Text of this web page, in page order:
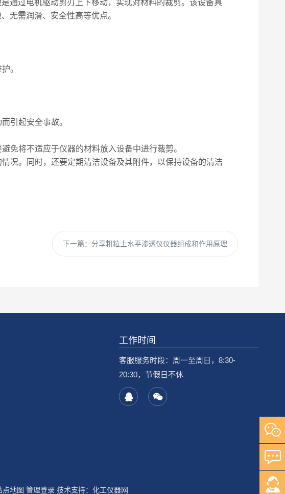
通过电机驱动剪刃上下移动，实现对材料的裁剪。该设备具
无需润滑、安全性高等优点。
。
引起安全事故。
将不适应于仪器的材料放入设备中进行裁剪。
。同时，还要定期清洁设备及其附件，以保持设备的清洁
下一篇： 分享粗粒土水平渗透仪仪器组成和作用原理
工作时间
客服服务时段：周一至周日，8:30-
20:30，节假日不休
点地图 管理登录 技术支持： 化工仪器网